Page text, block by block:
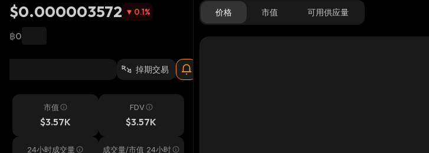
$0.000003572 0.1%
฿0
掉期交易
市值
$3.57K
FDV
$3.57K
24小时成交量 成交量/市值 24小时
价格 市值 可用供应量